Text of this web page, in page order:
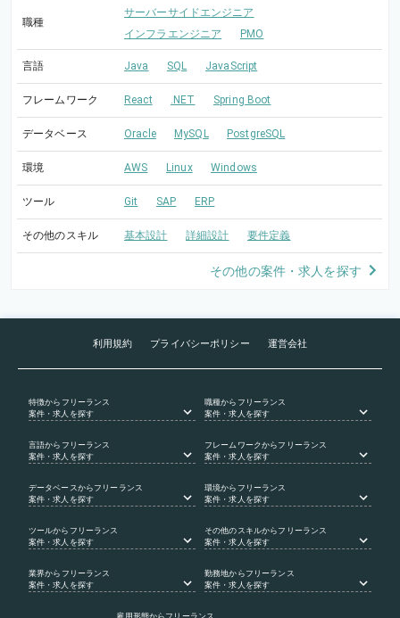
職種
サーバーサイドエンジニア
インフラエンジニア
PMO
言語 Java SQL JavaScript
フレームワーク React .NET Spring Boot
データベース Oracle MySQL PostgreSQL
環境 AWS Linux Windows
ツール Git SAP ERP
その他のスキル 基本設計 詳細設計 要件定義
その他の案件・求人を探す
利用規約 プライバシーポリシー 運営会社
特徴からフリーランス
案件・求人を探す
職種からフリーランス
案件・求人を探す
言語からフリーランス
案件・求人を探す
フレームワークからフリーランス
案件・求人を探す
データベース からフリーランス
案件・求人を探す
環境からフリーランス
案件・求人を探す
ツールからフリーランス
案件・求人を探す
その他のスキルからフリーランス
案件・求人を探す
業界からフリーランス
案件・求人を探す
勤務地からフリーランス
案件・求人を探す
雇用形態からフリーランス